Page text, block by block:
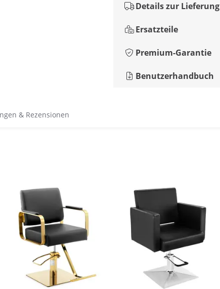
Details zur Lieferung
Ersatzteile
Premium-Garantie
Benutzerhandbuch
& Rezensionen